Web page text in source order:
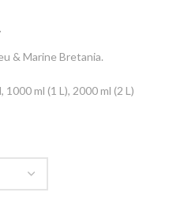
& Marine Bretania.
ml (1 L), 2000 ml (2 L)